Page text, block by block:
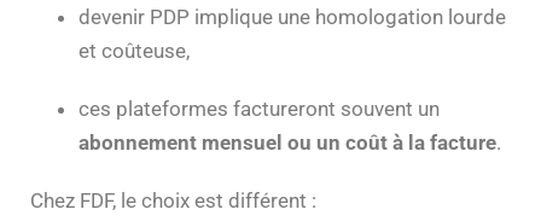
devenir PDP implique une homologation lourde
et coûteuse,
ces plateformes factureront souvent un
abonnement mensuel ou un coût à la facture.
Chez FDF, le choix est différent :